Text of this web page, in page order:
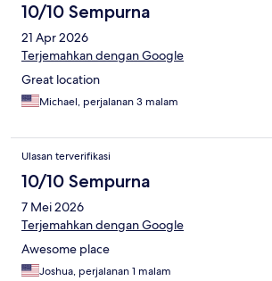
10/10 Sempurna
21 Apr 2026
Terjemahkan dengan Google
Great location
Michael, perjalanan 3 malam
Ulasan terverifikasi
10/10 Sempurna
7 Mei 2026
Terjemahkan dengan Google
Awesome place
Joshua, perjalanan 1 malam